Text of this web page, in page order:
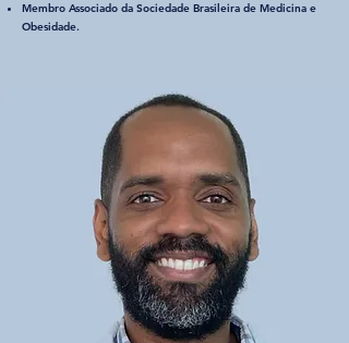
Membro Associado da Sociedade Brasileira de Medicina e
Obesidade.